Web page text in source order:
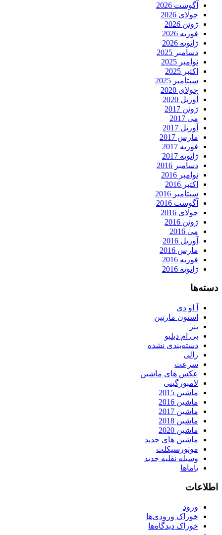
آگوست 2026
جولای 2026
ژوئن 2026
فوریه 2026
ژانویه 2026
دسامبر 2025
نوامبر 2025
اکتبر 2025
سپتامبر 2025
جولای 2020
آوریل 2020
ژوئن 2017
می 2017
آوریل 2017
مارس 2017
فوریه 2017
ژانویه 2017
دسامبر 2016
نوامبر 2016
اکتبر 2016
سپتامبر 2016
آگوست 2016
جولای 2016
ژوئن 2016
می 2016
آوریل 2016
مارس 2016
فوریه 2016
ژانویه 2016
دسته‌ها
آ او دی
استون مارتین
بنز
بی ام دبلیو
دسته‌بندی نشده
رالی
سرعت
عکس های ماشین
لامبورگینی
ماشین 2015
ماشین 2016
ماشین 2017
ماشین 2018
ماشین 2020
ماشین های جدید
موتورسیکلت
وسیله نقلیه جدید
یاماها
اطلاعات
ورود
خوراک ورودی‌ها
خوراک دیدگاه‌ها